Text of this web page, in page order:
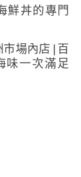
鮮丼的專門